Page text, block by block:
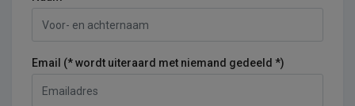
Email (* wordt uiteraard met niemand gedeeld *)